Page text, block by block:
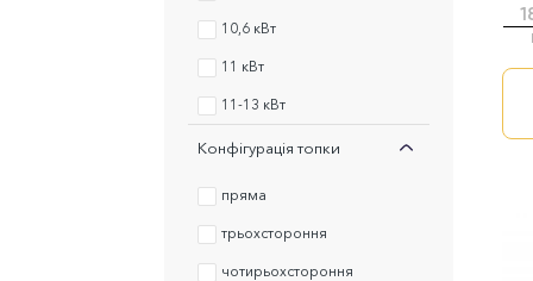
10,6 кВт
11 кВт
11-13 кВт
12 кВт
Конфігурація топки
пряма
трьохстороння
чотирьохстороння